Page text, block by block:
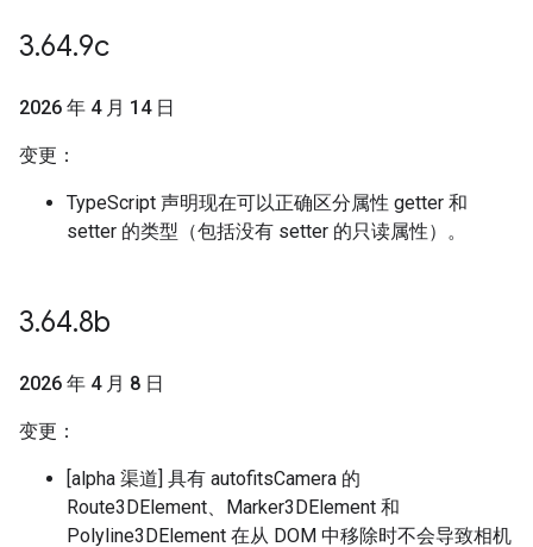
3.64.9c
2026 年 4 月 14 日
变更：
TypeScript 声明现在可以正确区分属性 getter 和
setter 的类型（包括没有 setter 的只读属性）。
3.64.8b
2026 年 4 月 8 日
变更：
[alpha 渠道] 具有 autofitsCamera 的
Route3DElement、Marker3DElement 和
Polyline3DElement 在从 DOM 中移除时不会导致相机